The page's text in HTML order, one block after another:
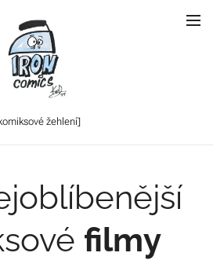
žehlení]
filmy